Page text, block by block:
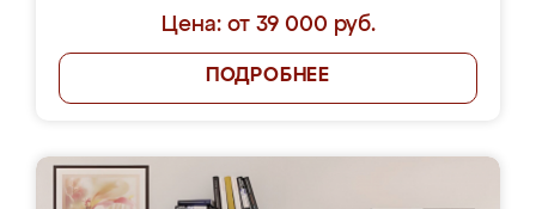
Цена: от 39 000 руб.
ПОДРОБНЕЕ